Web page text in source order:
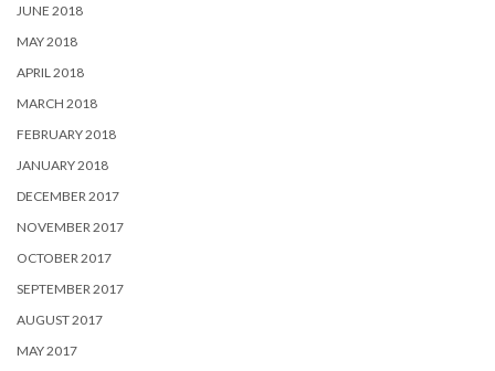
JUNE 2018
MAY 2018
APRIL 2018
MARCH 2018
FEBRUARY 2018
JANUARY 2018
DECEMBER 2017
NOVEMBER 2017
OCTOBER 2017
SEPTEMBER 2017
AUGUST 2017
MAY 2017